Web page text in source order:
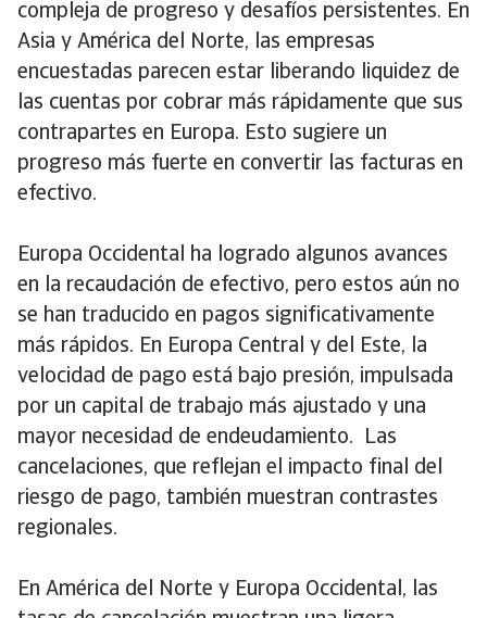
compleja de progreso y desafíos persistentes. En
Asia y América del Norte, las empresas
encuestadas parecen estar liberando liquidez de
las cuentas por cobrar más rápidamente que sus
contrapartes en Europa. Esto sugiere un
progreso más fuerte en convertir las facturas en
efectivo.
Europa Occidental ha logrado algunos avances
en la recaudación de efectivo, pero estos aún no
se han traducido en pagos significativamente
más rápidos. En Europa Central y del Este, la
velocidad de pago está bajo presión, impulsada
por un capital de trabajo más ajustado y una
mayor necesidad de endeudamiento. Las
cancelaciones, que reflejan el impacto final del
riesgo de pago, también muestran contrastes
regionales.
En América del Norte y Europa Occidental, las